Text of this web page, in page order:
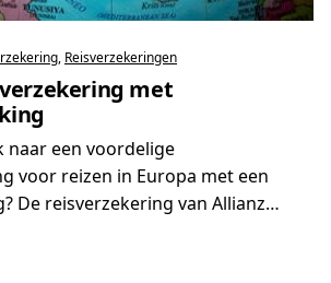
, Reisverzekeringen
met
naar een voordelige
voor reizen in Europa met een
De reisverzekering van Allianz…